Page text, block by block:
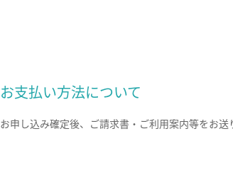
お支払い方法について
お申し込み確定後、ご請求書・ご利用案内等をお送